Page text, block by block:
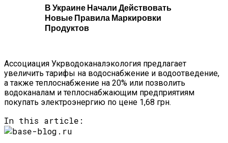
В Украине Начали Действовать
Новые Правила Маркировки
Продуктов
Ассоциация Укрводоканалэкология предлагает
увеличить тарифы на водоснабжение и водоотведение,
а также теплоснабжение на 20% или позволить
водоканалам и теплоснабжающим предприятиям
покупать электроэнергию по цене 1,68 грн.
In this article: